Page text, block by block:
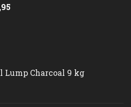
Prijsklasse:
Lump Charcoal 9 kg